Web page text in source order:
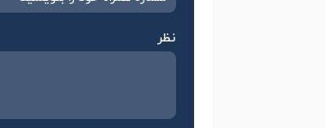
نظر